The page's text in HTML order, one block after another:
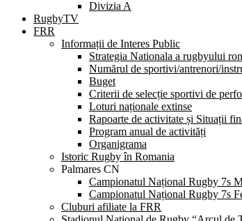
Divizia A
RugbyTV
FRR
Informații de Interes Public
Strategia Nationala a rugbyului
Numărul de sportivi/antrenori/
Buget
Criterii de selecție sportivi de
Loturi naționale extinse
Rapoarte de activitate și Situații
Program anual de activități
Organigrama
Istoric Rugby în Romania
Palmares CN
Campionatul Național Rugby 7s
Campionatul Național Rugby 7s
Cluburi afiliate la FRR